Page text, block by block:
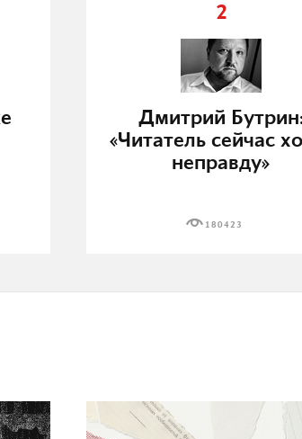
2
Дмитрий
«Читатель сейчас
неправду»
180423